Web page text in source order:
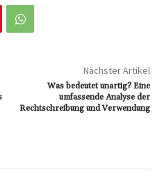
Nächster Artikel
Was bedeutet unartig? Eine
umfassende Analyse der
Rechtschreibung und Verwendung